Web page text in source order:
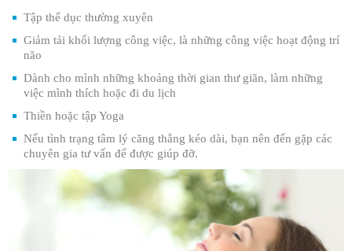
Tập thể dục thường xuyên
Giảm tải khối lượng công việc, là những công việc hoạt động trí
não
Dành cho mình những khoảng thời gian thư giãn, làm những
việc mình thích hoặc đi du lịch
Thiền hoặc tập Yoga
Nếu tình trạng tâm lý căng thẳng kéo dài, bạn nên đến gặp các
chuyên gia tư vấn để được giúp đỡ.